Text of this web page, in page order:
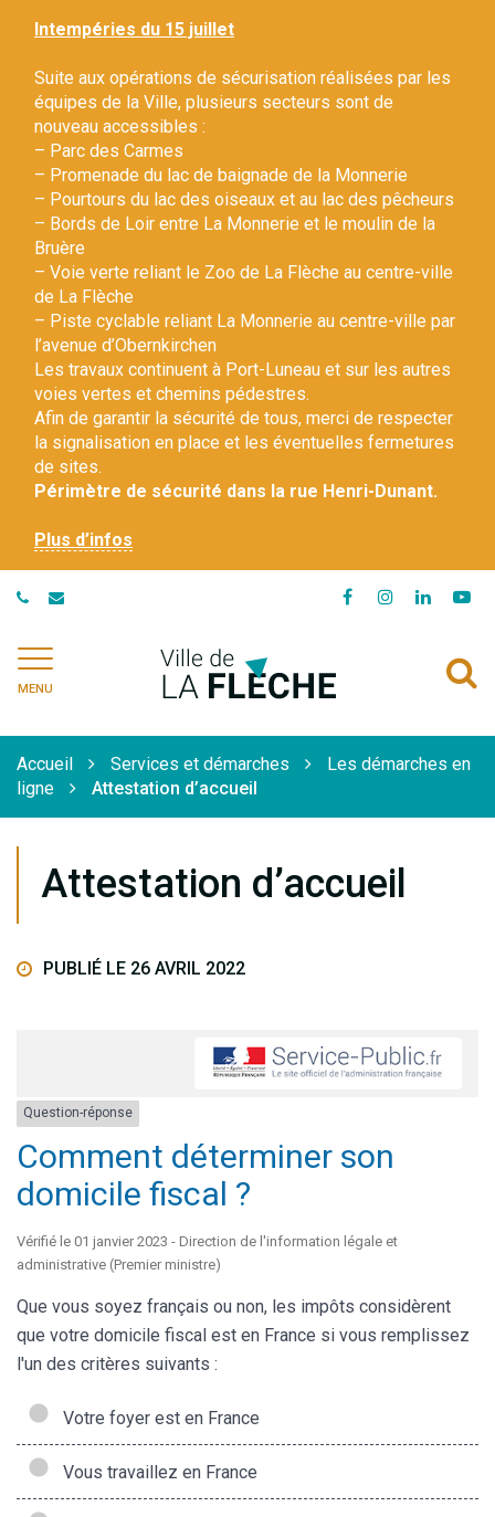
Intempéries du 15 juillet
Suite aux opérations de sécurisation réalisées par les
équipes de la Ville, plusieurs secteurs sont de
nouveau accessibles :
– Parc des Carmes
– Promenade du lac de baignade de la Monnerie
– Pourtours du lac des oiseaux et au lac des pêcheurs
– Bords de Loir entre La Monnerie et le moulin de la
Bruère
– Voie verte reliant le Zoo de La Flèche au centre-ville
de La Flèche
– Piste cyclable reliant La Monnerie au centre-ville par
l’avenue d’Obernkirchen
Les travaux continuent à Port-Luneau et sur les autres
voies vertes et chemins pédestres.
Afin de garantir la sécurité de tous, merci de respecter
la signalisation en place et les éventuelles fermetures
de sites.
Périmètre de sécurité dans la rue Henri-Dunant.
Plus d’infos
Lien
Lien
compte
Instagram
Lien
compte
MENU
Accueil Services et démarches
Les démarches en
ligne
Attestation d’accueil
Attestation d’accueil
PUBLIÉ LE 26 AVRIL 2022
Question-réponse
Comment déterminer son
domicile fiscal ?
Vérifié le 01 janvier 2023 - Direction de l'information légale et
administrative (Premier ministre)
Que vous soyez français ou non, les impôts considèrent
que votre domicile fiscal est en France si vous remplissez
l'un des critères suivants :
Votre foyer est en France
Vous travaillez en France